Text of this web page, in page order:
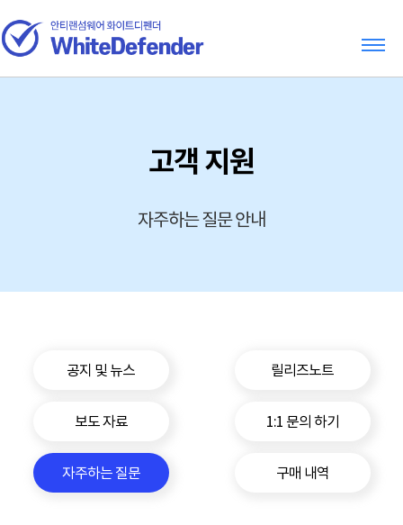
고객 지원
자주하는 질문 안내
공지 및 뉴스 릴리즈노트
보도 자료 1:1 문의 하기
자주하는 질문 구매 내역